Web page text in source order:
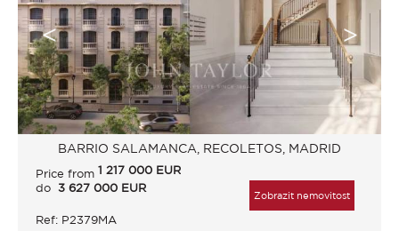
BARRIO SALAMANCA, RECOLETOS, MADRID
Price from 1 217 000 EUR
do 3 627 000 EUR
Ref: P2379MA
Zobrazit nemovitost